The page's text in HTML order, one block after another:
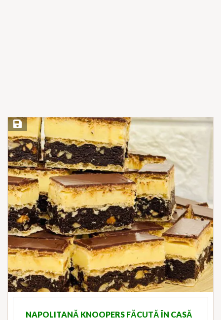
Save Recipe
NAPOLITANĂ KNOOPERS FĂCUTĂ ÎN CASĂ